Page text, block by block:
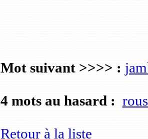
Mot suivant >>>> :
4 mots au hasard :
Retour à la liste